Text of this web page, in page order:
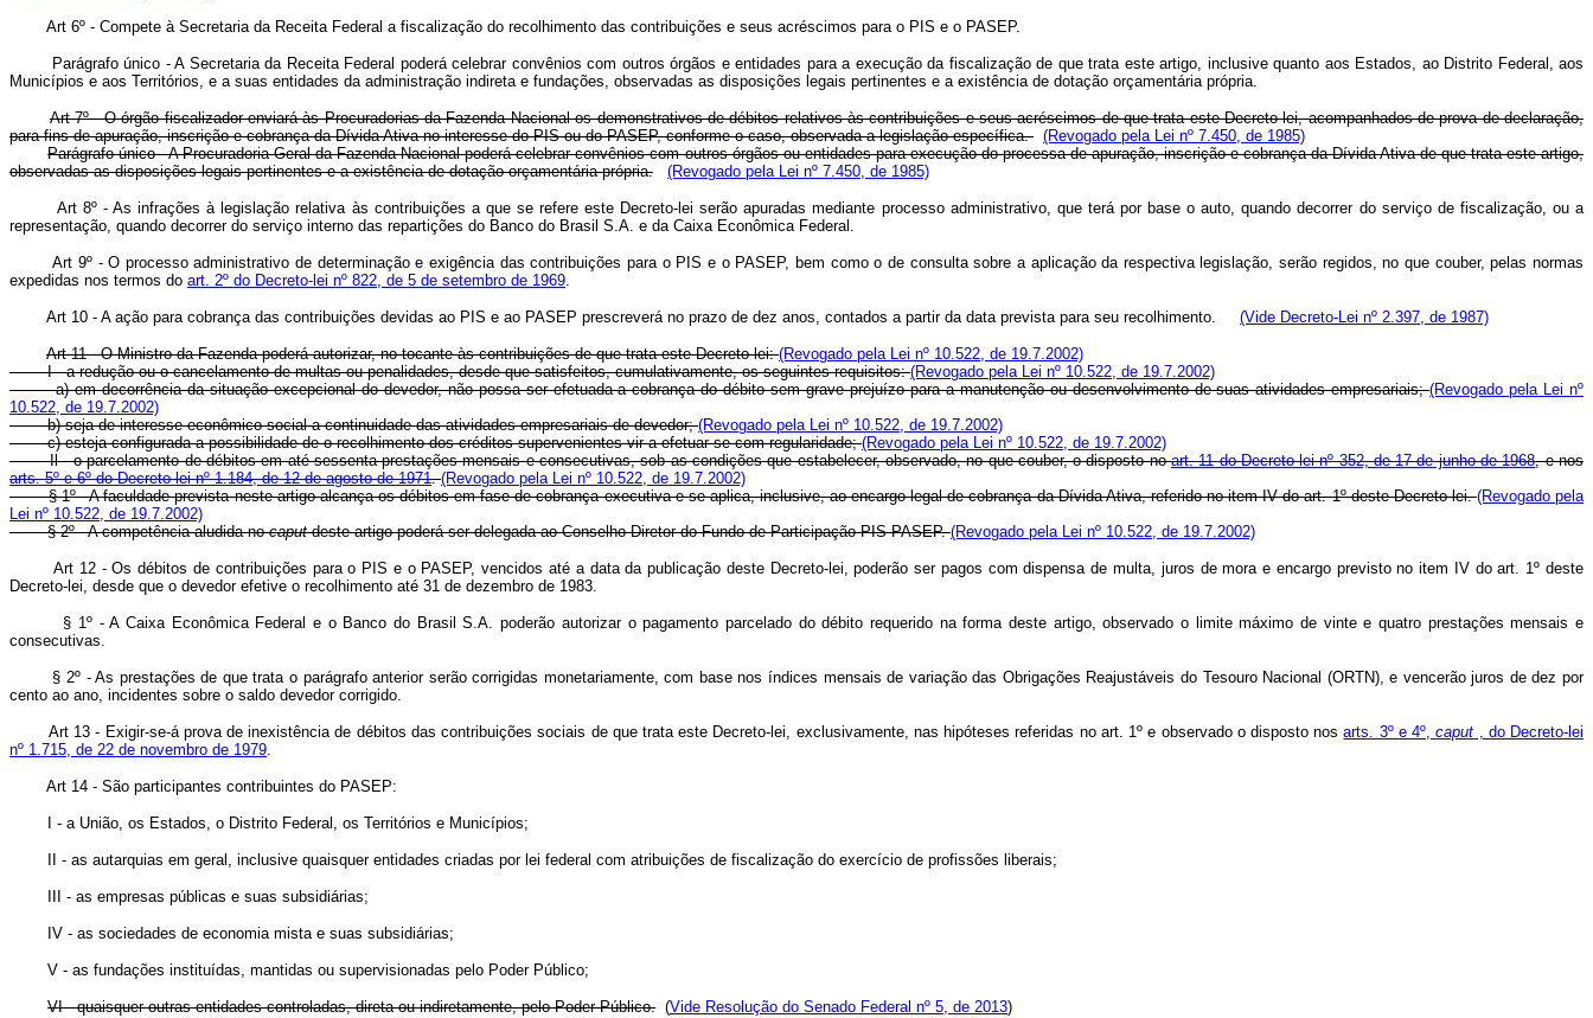
Art 6º - Compete à Secretaria da Receita Federal a fiscalização do recolhimento das contribuições e seus acréscimos para o PIS e o PASEP.
Parágrafo único - A Secretaria da Receita Federal poderá celebrar convênios com outros órgãos e entidades para a execução da fiscalização de que trata este artigo, inclusive quanto aos Estados, ao Distrito Federal, aos
Municípios e aos Territórios, e a suas entidades da administração indireta e fundações, observadas as disposições legais pertinentes e a existência de dotação orçamentária própria.
Art 7º - O órgão fiscalizador enviará às Procuradorias da Fazenda Nacional os demonstrativos de débitos relativos às contribuições e seus acréscimos de que trata este Decreto-lei, acompanhados de prova de declaração,
para fins de apuração, inscrição e cobrança da Dívida Ativa no interesse do PIS ou do PASEP, conforme o caso, observada a legislação específica. (Revogado pela Lei nº 7.450, de 1985)
Parágrafo único - A Procuradoria Geral da Fazenda Nacional poderá celebrar convênios com outros órgãos ou entidades para execução do processa de apuração, inscrição e cobrança da Dívida Ativa de que trata este artigo,
observadas as disposições legais pertinentes e a existência de dotação orçamentária própria.
(Revogado pela Lei nº 7.450, de 1985)
Art 8º - As infrações à legislação relativa às contribuições a que se refere este Decreto-lei serão apuradas mediante processo administrativo, que terá por base o auto, quando decorrer do serviço de fiscalização, ou a
representação, quando decorrer do serviço interno das repartições do Banco do Brasil S.A. e da Caixa Econômica Federal.
Art 9º - O processo administrativo de determinação e exigência das contribuições para o PIS e o PASEP, bem como o de consulta sobre a aplicação da respectiva legislação, serão regidos, no que couber, pelas normas
expedidas nos termos do art. 2º do Decreto-lei nº 822, de 5 de setembro de 1969
Art 10 - A ação para cobrança das contribuições devidas ao PIS e ao PASEP prescreverá no prazo de dez anos, contados a partir da data prevista para seu recolhimento. (Vide Decreto-Lei nº 2.397, de 1987)
Art 11 - O Ministro da Fazenda poderá autorizar, no tocante às contribuições de que trata este Decreto-lei:(Revogado pela Lei nº 10.522, de 19.7.2002)
I - a redução ou o cancelamento de multas ou penalidades, desde que satisfeitos, cumulativamente, os seguintes requisitos:(Revogado pela Lei nº 10.522, de 19.7.2002)
a) em decorrência da situação excepcional do devedor, não possa ser efetuada a cobrança do débito sem grave prejuízo para a manutenção ou desenvolvimento de suas atividades empresariais;(Revogado pela Lei nº
10.522, de 19.7.2002)
b) seja de interesse econômico-social a continuidade das atividades empresariais de devedor;(Revogado pela Lei nº 10.522, de 19.7.2002)
c) esteja configurada a possibilidade de o recolhimento dos créditos supervenientes vir a efetuar-se com regularidade;(Revogado pela Lei nº 10.522, de 19.7.2002)
Il - o parcelamento de débitos em até sessenta prestações mensais e consecutivas, sob as condições que estabelecer, observado, no que couber, o disposto noart. 11 do Decreto-lei nº 352, de 17 de junho de 1968, e nos
arts. 5º e 6º do Decreto-lei nº 1.184, de 12 de agosto de 1971.(Revogado pela Lei nº 10.522, de 19.7.2002)
§ 1º - A faculdade prevista neste artigo alcança os débitos em fase de cobrança executiva e se aplica, inclusive, ao encargo legal de cobrança da Dívida Ativa, referido no item IV do art. 1º deste Decreto-lei.(Revogado pela
Lei nº 10.522, de 19.7.2002)
§ 2º - A competência aludida nocaput deste artigo poderá ser delegada ao Conselho Diretor do Fundo de Participação PIS-PASEP.(Revogado pela Lei nº 10.522, de 19.7.2002)
Art 12 - Os débitos de contribuições para o PIS e o PASEP, vencidos até a data da publicação deste Decreto-lei, poderão ser pagos com dispensa de multa, juros de mora e encargo previsto no item IV do art. 1º deste
Decreto-lei, desde que o devedor efetive o recolhimento até 31 de dezembro de 1983.
§ 1º - A Caixa Econômica Federal e o Banco do Brasil S.A. poderão autorizar o pagamento parcelado do débito requerido na forma deste artigo, observado o limite máximo de vinte e quatro prestações mensais e
consecutivas.
§ 2º - As prestações de que trata o parágrafo anterior serão corrigidas monetariamente, com base nos índices mensais de variação das Obrigações Reajustáveis do Tesouro Nacional (ORTN), e vencerão juros de dez por
cento ao ano, incidentes sobre o saldo devedor corrigido.
Art 13 - Exigir-se-á prova de inexistência de débitos das contribuições sociais de que trata este Decreto-lei, exclusivamente, nas hipóteses referidas no art. 1º e observado o disposto nosarts. 3º e 4º,caput , do Decreto-lei
nº 1.715, de 22 de novembro de 1979
Art 14 - São participantes contribuintes do PASEP:
I - a União, os Estados, o Distrito Federal, os Territórios e Municípios;
II - as autarquias em geral, inclusive quaisquer entidades criadas por lei federal com atribuições de fiscalização do exercício de profissões liberais;
III - as empresas públicas e suas subsidiárias;
IV - as sociedades de economia mista e suas subsidiárias;
V - as fundações instituídas, mantidas ou supervisionadas pelo Poder Público;
VI - quaisquer outras entidades controladas, direta ou indiretamente, pelo Poder Público. (Vide Resolução do Senado Federal nº 5, de 2013)